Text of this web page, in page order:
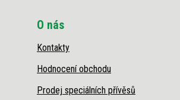
O nás
Kontakty
Hodnocení obchodu
Prodej speciálních přívěsů